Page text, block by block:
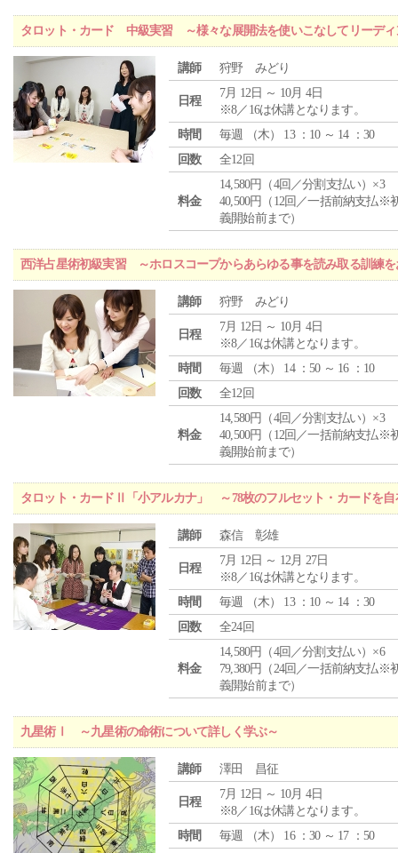
タロット・カード 中級実習 ～様々な展開法を使いこなしてリーディ
講師 狩野 みどり
日程
7月 12日 ～ 10月 4日
※8／16は休講となります。
時間
毎週 （木） 13 ：10 ～ 14 ：30
回数
全12回
料金
14,580円（4回／分割支払い）×3
40,500円（12回／一括前納支払※
義開始前まで）
西洋占星術初級実習 ～ホロスコープからあらゆる事を読み取る訓練を
講師 狩野 みどり
日程
7月 12日 ～ 10月 4日
※8／16は休講となります。
時間
毎週 （木） 14 ：50 ～ 16 ：10
回数
全12回
料金
14,580円（4回／分割支払い）×3
40,500円（12回／一括前納支払※
義開始前まで）
タロット・カードⅡ「小アルカナ」 ～78枚のフルセット・カードを自
講師 森信 彰雄
日程
7月 12日 ～ 12月 27日
※8／16は休講となります。
時間
毎週 （木） 13 ：10 ～ 14 ：30
回数
全24回
料金
14,580円（4回／分割支払い）×6
79,380円（24回／一括前納支払※
義開始前まで）
九星術Ⅰ ～九星術の命術について詳しく学ぶ～
講師 澤田 昌征
日程
7月 12日 ～ 10月 4日
※8／16は休講となります。
時間
毎週 （木） 16 ：30 ～ 17 ：50